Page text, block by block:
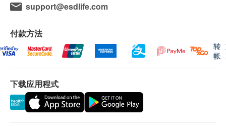
产品特色
3M™高效型滤水系统AP Easy LC (DIY 自行安装
分流器)。锌盘面安装，在原有水龙头直接安装简
单分流器，免欲于锌盘面开孔接驳独立的水龙头。
铅粒子及离子、铁锈、余氯、异味、沉积物及隐孢
子虫。
系统采用先进多功能合一设计，一支滤芯已能达致
support@esdlife.com
付款方法
转
帐
下载应用程式